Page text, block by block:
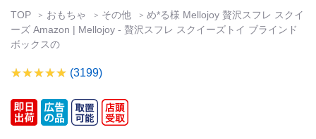
TOP おもちゃ その他
め*る様 Mellojoy 贅沢スフレ スクイ
ーズ Amazon | Mellojoy - 贅沢スフレ スクイーズトイ ブラインド
ボックスの
(3199)